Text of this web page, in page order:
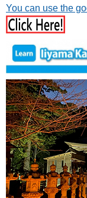
You can use the